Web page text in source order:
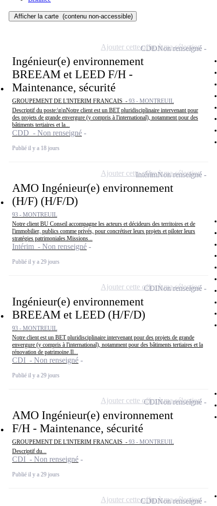
Afficher la carte (contenu non-accessible)
Ingénieur(e) environnement
BREEAM et LEED F/H -
Maintenance, sécurité
GROUPEMENT DE L'INTERIM FRANCAIS - 93 - MONTREUIL
Descriptif du poste:\n\nNotre client est un BET pluridisciplinaire intervenant pour
des projets de grande envergure (y compris à l'international), notamment pour des
bâtiments tertiaires et la...
CDD - Non renseigné
Publié il y a 18 jours
CDDNon renseigné
Ajouter cette offre à ma sélection
AMO Ingénieur(e) environnement
(H/F) (H/F/D)
93 - MONTREUIL
Notre client BU Conseil accompagne les acteurs et décideurs des territoires et de
l'immobilier, publics comme privés, pour concrétiser leurs projets et piloter leurs
stratégies patrimoniales.Missions...
Intérim - Non renseigné
Publié il y a 29 jours
IntérimNon renseigné
Ajouter cette offre à ma sélection
Ingénieur(e) environnement
BREEAM et LEED (H/F/D)
93 - MONTREUIL
Notre client est un BET pluridisciplinaire intervenant pour des projets de grande
envergure (y compris à l'international), notamment pour des bâtiments tertiaires et la
rénovation de patrimoine.Il...
CDI - Non renseigné
Publié il y a 29 jours
CDINon renseigné
Ajouter cette offre à ma sélection
AMO Ingénieur(e) environnement
F/H - Maintenance, sécurité
GROUPEMENT DE L'INTERIM FRANCAIS - 93 - MONTREUIL
Descriptif du...
CDI - Non renseigné
Publié il y a 29 jours
CDINon renseigné
Ajouter cette offre à ma sélection
CDDNon renseigné
Ajouter cette offre à ma sélection